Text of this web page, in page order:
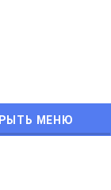
МЕНЮ